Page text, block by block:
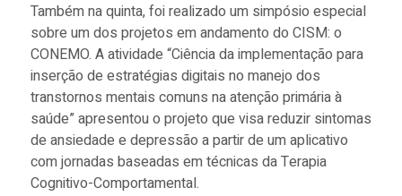
Também na quinta, foi realizado um simpósio especial
sobre um dos projetos em andamento do CISM: o
CONEMO. A atividade “Ciência da implementação para
inserção de estratégias digitais no manejo dos
transtornos mentais comuns na atenção primária à
saúde” apresentou o projeto que visa reduzir sintomas
de ansiedade e depressão a partir de um aplicativo
com jornadas baseadas em técnicas da Terapia
Cognitivo-Comportamental.